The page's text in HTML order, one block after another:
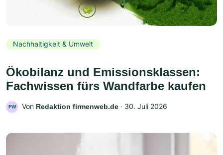
Nachhaltigkeit & Umwelt
Ökobilanz und Emissionsklassen:
Fachwissen fürs Wandfarbe kaufen
FW Von Redaktion firmenweb.de ‧ 30. Juli 2026